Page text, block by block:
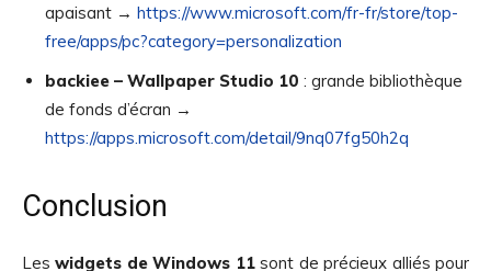
apaisant → https://www.microsoft.com/fr-fr/store/top-
free/apps/pc?category=personalization
backiee – Wallpaper Studio 10 : grande bibliothèque
de fonds d’écran →
https://apps.microsoft.com/detail/9nq07fg50h2q
Conclusion
Leswidgets de Windows 11sont de précieux alliés pour